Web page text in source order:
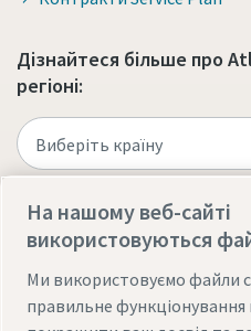
Дізнайтеся більше про
регіоні:
На нашому веб-сайті
використовуються
Ми використовуємо файли
правильне функціонування